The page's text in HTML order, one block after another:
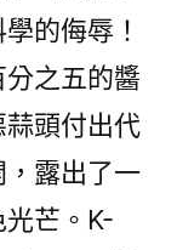
的侮辱！
之五的醬
頭付出代
露出了一
芒。K-